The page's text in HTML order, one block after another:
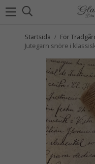
Startsida / För
Jutegarn snöre i